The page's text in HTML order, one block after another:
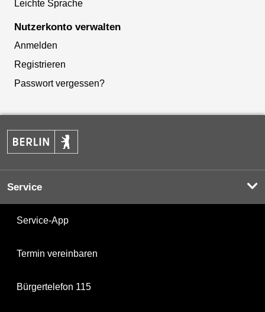
Leichte Sprache
Nutzerkonto verwalten
Anmelden
Registrieren
Passwort vergessen?
Service
Service-App
Termin vereinbaren
Bürgertelefon 115